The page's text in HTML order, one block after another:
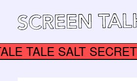
TALE TALE SALT